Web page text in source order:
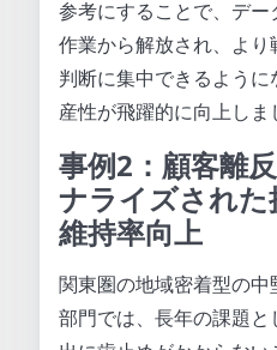
参考にすることで、デ
作業から解放され、より
判断に集中できるよう
産性が飛躍的に向上しま
事例2：顧客離
ナライズされ
維持率向上
関東圏の地域密着型の
部門では、長年の課題